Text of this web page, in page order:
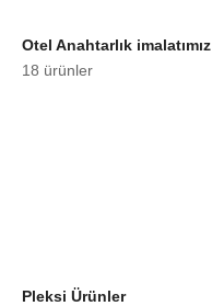
Otel Anahtarlık imalatımız
18 ürünler
Pleksi Ürünler